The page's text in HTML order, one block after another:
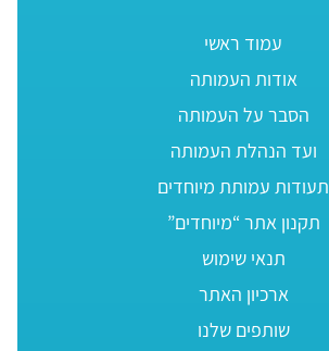
עמוד ראשי
אודות העמותה
הסבר על העמותה
ועד הנהלת העמותה
תעודות עמותת מיוחדים
תקנון אתר “מיוחדים”
תנאי שימוש
ארכיון האתר
שותפים שלנו